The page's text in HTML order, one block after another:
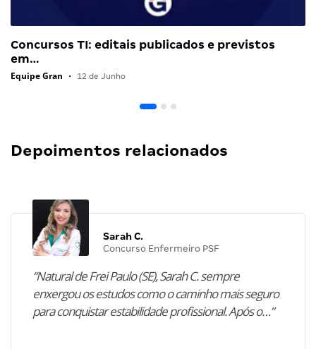
Concursos TI: editais publicados e previstos
em…
Equipe Gran • 12 de Junho
Depoimentos relacionados
Sarah C.
Concurso Enfermeiro PSF
“Natural de Frei Paulo (SE), Sarah C. sempre
enxergou os estudos como o caminho mais seguro
para conquistar estabilidade profissional. Após o…”